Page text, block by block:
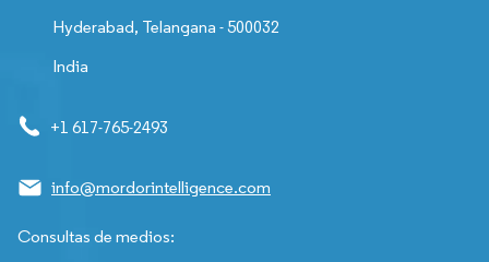
Hyderabad, Telangana - 500032
India
+1 617-765-2493
info@mordorintelligence.com
Consultas de medios: